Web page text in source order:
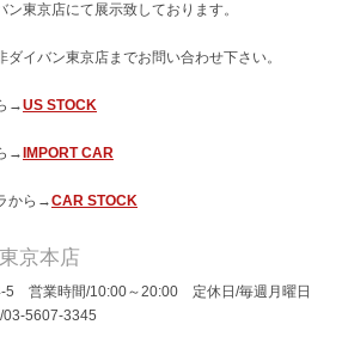
東京店にて展示致しております。
イバン東京店までお問い合わせ下さい。
→US STOCK
→ IMPORT CAR
から→CAR STOCK
京本店
5 営業時間/10:00～20:00 定休日/毎週月曜日
5607-3345